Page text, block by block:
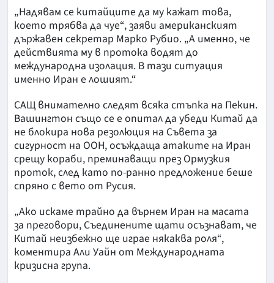
„Надявам се китайците да му кажат това,
което трябва да чуе“, заяви американският
държавен секретар Марко Рубио. „А именно, че
действията му в протока водят до
международна изолация. В тази ситуация
именно Иран е лошият.“
САЩ внимателно следят всяка стъпка на Пекин.
Вашингтон също се е опитал да убеди Китай да
не блокира нова резолюция на Съвета за
сигурност на ООН, осъждаща атаките на Иран
срещу кораби, преминаващи през Ормузкия
проток, след като по-ранно предложение беше
спряно с вето от Русия.
„Ако искаме трайно да върнем Иран на масата
за преговори, Съединените щати осъзнават, че
Китай неизбежно ще играе някаква роля“,
коментира Али Уайн от Международната
кризисна група.